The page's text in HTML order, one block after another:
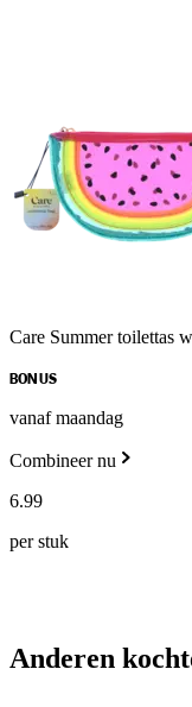
Care Summer toilettas
BONUS
vanaf maandag
Combineer nu
6.99
per stuk
Anderen